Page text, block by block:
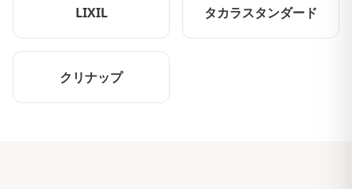
LIXIL タカラスタンダード
クリナップ